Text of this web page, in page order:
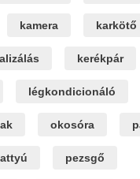
kamera karkötő
kerékpár
légkondicionáló
okosóra
pezsgő